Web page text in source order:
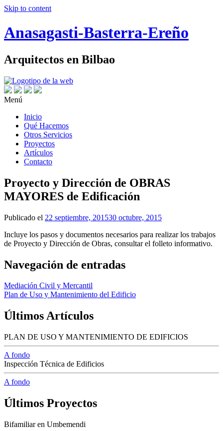
Skip to content
Anasagasti-Basterra-Ereño
Arquitectos en Bilbao
Menú
Inicio
Qué Hacemos
Otros Servicios
Proyectos
Artículos
Contacto
Proyecto y Dirección de OBRAS
MAYORES de Edificación
Publicado el 22 septiembre, 201530 octubre, 2015
Incluye los pasos y documentos necesarios para realizar los trabajos
de Proyecto y Dirección de Obras, consultar el folleto informativo.
Navegación de entradas
Mediación Civil y Mercantil
Plan de Uso y Mantenimiento del Edificio
Últimos Artículos
PLAN DE USO Y MANTENIMIENTO DE EDIFICIOS
A fondo
Inspección Técnica de Edificios
A fondo
Últimos Proyectos
Bifamiliar en Umbemendi